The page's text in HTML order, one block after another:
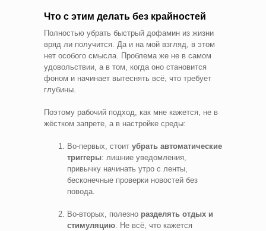
Что с этим делать без крайностей
Полностью убрать быстрый дофамин из жизни
вряд ли получится. Да и на мой взгляд, в этом
нет особого смысла. Проблема же не в самом
удовольствии, а в том, когда оно становится
фоном и начинает вытеснять всё, что требует
глубины.
Поэтому рабочий подход, как мне кажется, не в
жёстком запрете, а в настройке среды:
Во-первых, стоит убрать автоматические
триггеры: лишние уведомления,
привычку начинать утро с ленты,
бесконечные проверки новостей без
повода.
Во-вторых, полезно разделять отдых и
стимуляцию . Не всё, что кажется